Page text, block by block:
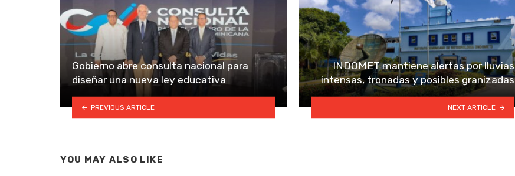
Gobierno abre consulta nacional para
diseñar una nueva ley educativa
PREVIOUS ARTICLE
INDOMET mantiene alertas por lluvias
intensas, tronadas y posibles granizadas
NEXT ARTICLE
YOU MAY ALSO LIKE